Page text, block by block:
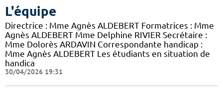
L'équipe
Directrice : Mme Agnès ALDEBERT Formatrices : Mme
Agnès ALDEBERT Mme Delphine RIVIER Secrétaire :
Mme Dolorès ARDAVIN Correspondante handicap :
Mme Agnès ALDEBERT Les étudiants en situation de
handica
30/04/2026 19:31